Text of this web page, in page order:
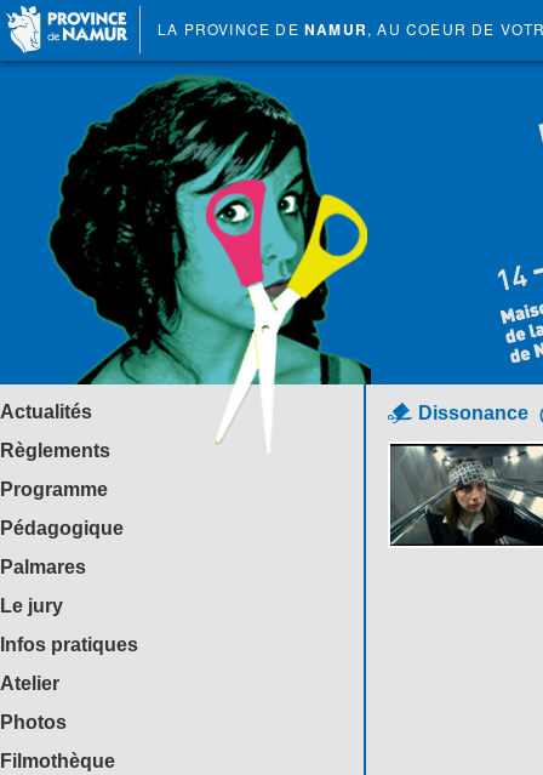
LA PROVINCE DE NAMUR, AU COEUR DE
Actualités
Règlements
Programme
Pédagogique
Palmares
Le jury
Infos pratiques
Atelier
Photos
Filmothèque
Dissonance